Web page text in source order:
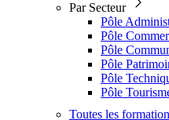
Par Secteur
Pôle
Pôle
Pôle
Pôle
Pôle
Pôle
Toutes les